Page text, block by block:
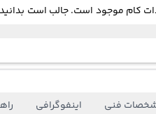
از امکانات قابل توجه این کولر
خانواده تان اهمیت می دهید با
فنی اینفوگرافی